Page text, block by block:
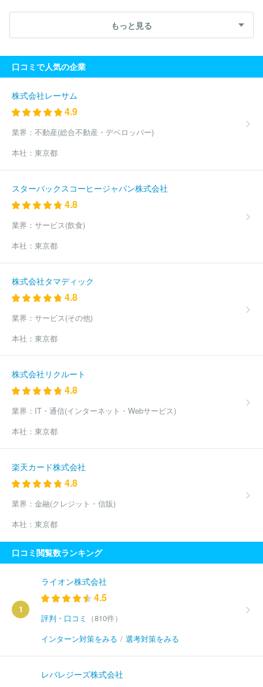
トヨタカローラ南海株式会社
ｒ Ｎｅｘｔ株式会社
ネッツトヨタ道都株式会社
株式会社日産
サティオ群馬
日産プリンス茨城販売株式会社
株式会社
十勝三菱自動車販売株式会社
ネッツトヨタ函館株式会
社
埼玉ダイハツ販売株式会社
ト株式会社
ホンダカーズ南北海道株式会社
ズ前橋
日産プリンス栃木販売株式会社
トヨタカローラ秋田株式
式会社ナオイオート
会社
北海道スバル株式会社 株式会社ジーアフター
ーラ横浜株式会社
トヨ
タＳ＆Ｄ西東京株式会社
ックスセブン
会社ヤナセ
産東京販売株式会社
株式会社ピーアップ
株式会社サンオータス
東京マツダ販売株式会社
ヨタカローラ千葉株式会社
会社あさひ
株式会社フジ・コーポレーション
もっと見る
口コミで人気の企業
株式会社レーサム
4.9
業界： 不動産(総合不動産・デベロッパー)
本社： 東京都
スターバックスコーヒージャパン株式会社
4.8
業界： サービス(飲食)
本社： 東京都
株式会社タマディック
4.8
業界： サービス(その他)
本社： 東京都
株式会社リクルート
4.8
業界： IT・通信(インターネット・Webサービス)
本社： 東京都
楽天カード株式会社
4.8
業界： 金融(クレジット・信販)
本社： 東京都
口コミ閲覧数ランキング
1
ライオン株式会社
4.5
評判・口コミ
（810件）
インターン対策をみる / 選考対策をみる
レバレジーズ株式会社